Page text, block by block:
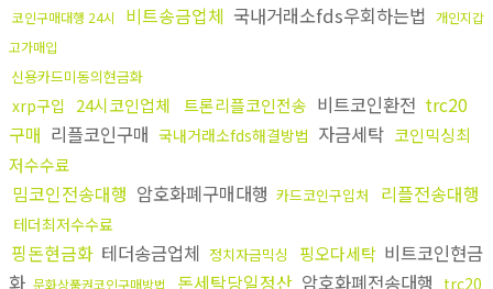
코인구매대행 24시
비트송금업체 국내거래소fds우회하는법
개인지갑
고가매입
신용카드미동의현금화
xrp구입 24시코인업체 트론리플코인전송 비트코인환전 trc20
구매 리플코인구매 국내거래소fds해결방법 자금세탁 코인믹싱최
저수수료
밈코인전송대행 암호화폐구매대행 카드코인구입처 리플전송대행
테더최저수수료
핑돈현금화 테더송금업체 정치자금믹싱 핑오다세탁 비트코인현금
화 문화상품권코인구매방법 돈세탁당일정산 암호화폐전송대행 trc20